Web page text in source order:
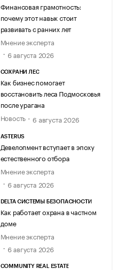
Финансовая грамотность:
почему этот навык стоит
развивать с ранних лет
Мнение эксперта
6 августа 2026
СОХРАНИ ЛЕС
Как бизнес помогает
восстановить леса Подмосковья
после урагана
Новость
6 августа 2026
ASTERUS
Девелопмент вступает в эпоху
естественного отбора
Мнение эксперта
6 августа 2026
DELTA СИСТЕМЫ БЕЗОПАСНОСТИ
Как работает охрана в частном
доме
Мнение эксперта
6 августа 2026
COMMUNITY REAL ESTATE